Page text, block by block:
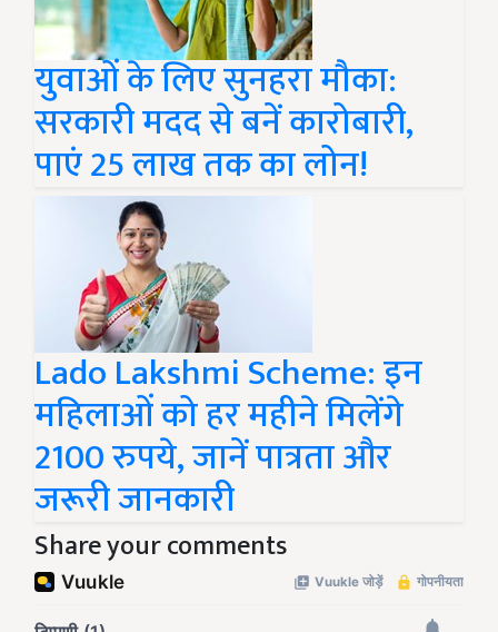
युवाओं के लिए सुनहरा मौका:
सरकारी मदद से बनें कारोबारी,
पाएं 25 लाख तक का लोन!
Lado Lakshmi Scheme: इन
महिलाओं को हर महीने मिलेंगे
2100 रुपये, जानें पात्रता और
जरूरी जानकारी
Share your comments